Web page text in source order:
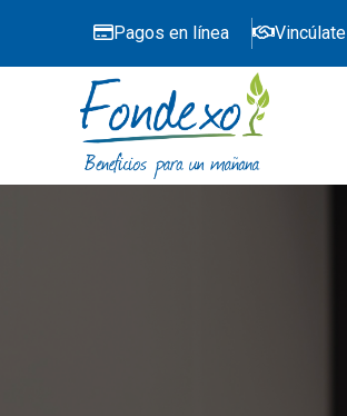
Pagos en línea Vincúlate